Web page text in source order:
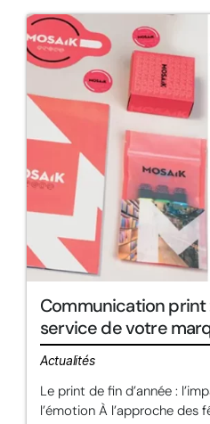
Communication print
service de votre
Actualités
Le print de fin d’année :
l’émotion À l’approche des